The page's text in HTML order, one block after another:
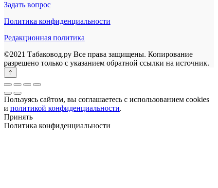
Задать вопрос
Политика конфиденциальности
Редакционная политика
©2021 Табаковод.ру Все права защищены. Копирование
разрешено только с указанием обратной ссылки на источник.
Пользуясь сайтом, вы соглашаетесь с использованием cookies
и политикой конфиденциальности.
Принять
Политика конфиденциальности